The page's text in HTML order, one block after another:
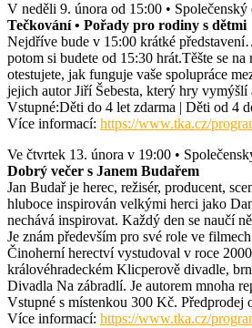
V neděli 9. února od 15:00 • Společenský
Tečkování • Pořady pro rodiny s dětmi
Nejdříve bude v 15:00 krátké
potom si budete od 15:30 hrát.Těšte se
otestujete, jak funguje vaše spolupráce
jejich autor Jiří Šebesta, který hry
Vstupné:Děti do 4 let zdarma | Děti od 4
Více informací: https://www.tka.cz/
Ve čtvrtek 13. února v 19:00 •
Dobrý večer s Janem Budařem
Jan Budař je herec, režisér, producent,
hluboce inspirován velkými herci jako
nechává inspirovat. Každý den se naučí
Je znám především pro své role ve
Činoherní herectví vystudoval v roce
královéhradeckém Klicperově divadle,
Divadla Na zábradlí. Je autorem mnoha
Vstupné s místenkou 300 Kč.
Více informací: https://www.tka.cz/